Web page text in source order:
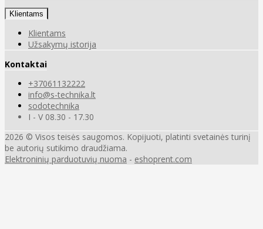
Klientams
Klientams
Užsakymų istorija
Kontaktai
+37061132222
info@s-technika.lt
sodotechnika
I - V 08.30 - 17.30
2026 © Visos teisės saugomos. Kopijuoti, platinti svetainės turinį
be autorių sutikimo draudžiama.
Elektroninių parduotuvių nuoma - eshoprent.com